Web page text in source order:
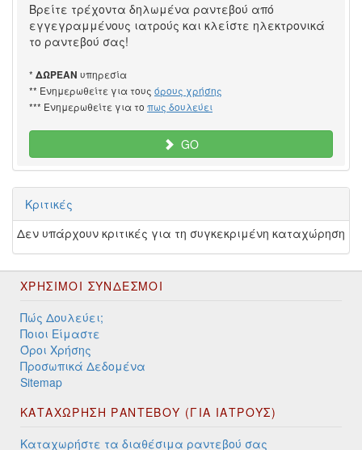
Βρείτε τρέχοντα δηλωμένα ραντεβού από
εγγεγραμμένους ιατρούς και κλείστε ηλεκτρονικά
το ραντεβού σας!
* ΔΩΡΕΑΝ υπηρεσία
** Ενημερωθείτε για τους όρους χρήσης
*** Ενημερωθείτε για το πως δουλεύει
GO
Κριτικές
Δεν υπάρχουν κριτικές για τη συγκεκριμένη καταχώρηση
ΧΡΉΣΙΜΟΙ ΣΎΝΔΕΣΜΟΙ
Πώς Δουλεύει;
Ποιοι Είμαστε
Όροι Χρήσης
Προσωπικά Δεδομένα
Sitemap
ΚΑΤΑΧΩΡΗΣΗ ΡΑΝΤΕΒΟΥ (ΓΙΑ ΙΑΤΡΟΥΣ)
Καταχωρήστε τα διαθέσιμα ραντεβού σας